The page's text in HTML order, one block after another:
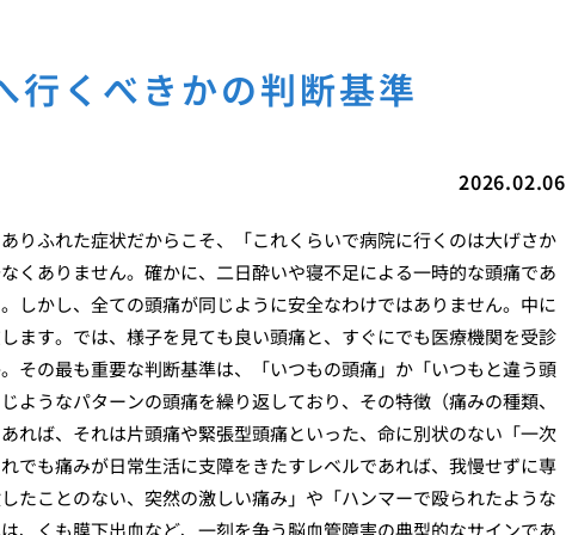
行くべきかの判断基準
2026.02.06
りふれた症状だからこそ、「これくらいで病院に行くのは大げさか
くありません。確かに、二日酔いや寝不足による一時的な頭痛であ
しかし、全ての頭痛が同じように安全なわけではありません。中に
ます。では、様子を見ても良い頭痛と、すぐにでも医療機関を受診
その最も重要な判断基準は、「いつもの頭痛」か「いつもと違う頭
うなパターンの頭痛を繰り返しており、その特徴（痛みの種類、
れば、それは片頭痛や緊張型頭痛といった、命に別状のない「一次
でも痛みが日常生活に支障をきたすレベルであれば、我慢せずに専
たことのない、突然の激しい痛み」や「ハンマーで殴られたような
、くも膜下出血など、一刻を争う脳血管障害の典型的なサインであ